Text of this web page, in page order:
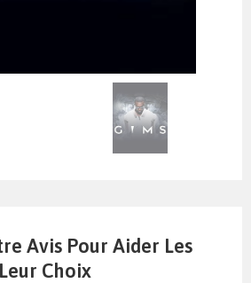
Avis Pour Aider Les
Choix